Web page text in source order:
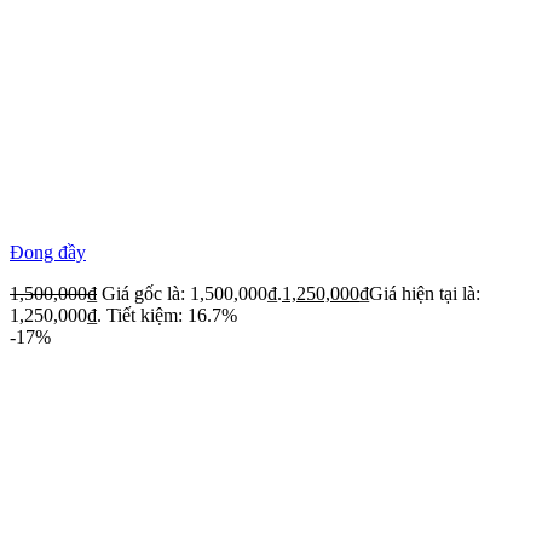
Đong đầy
1,500,000₫ Giá gốc là: 1,500,000₫.1,250,000₫Giá hiện tại là:
1,250,000₫. Tiết kiệm: 16.7%
-17%